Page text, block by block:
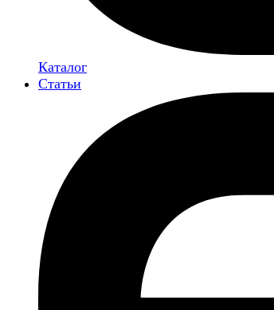
Каталог
Статьи